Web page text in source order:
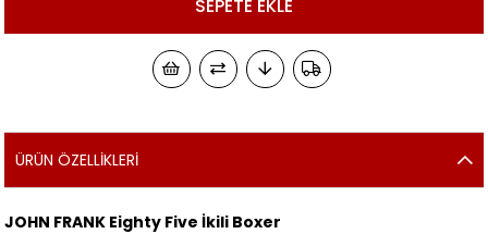
ÜRÜN ÖZELLIKLERI
JOHN FRANK Eighty Five İkili Boxer